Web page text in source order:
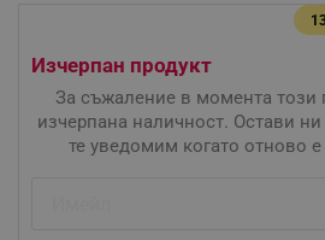
Изчерпан продукт
За съжаление в момента този
изчерпана наличност. Остави
те уведомим когато отново